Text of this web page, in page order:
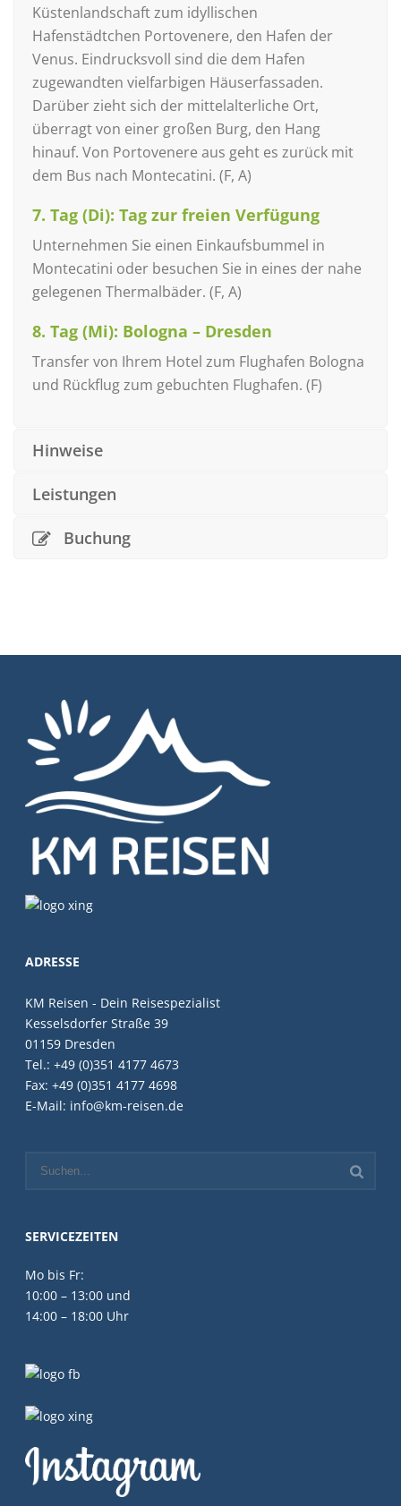
Küstenlandschaft zum idyllischen
Hafenstädtchen Portovenere, den Hafen der
Venus. Eindrucksvoll sind die dem Hafen
zugewandten vielfarbigen Häuserfassaden.
Darüber zieht sich der mittelalterliche Ort,
überragt von einer großen Burg, den Hang
hinauf. Von Portovenere aus geht es zurück mit
dem Bus nach Montecatini. (F, A)
7. Tag (Di): Tag zur freien Verfügung
Unternehmen Sie einen Einkaufsbummel in
Montecatini oder besuchen Sie in eines der nahe
gelegenen Thermalbäder. (F, A)
8. Tag (Mi): Bologna – Dresden
Transfer von Ihrem Hotel zum Flughafen Bologna
und Rückflug zum gebuchten Flughafen. (F)
Hinweise
Leistungen
Buchung
ADRESSE
KM Reisen - Dein Reisespezialist
Kesselsdorfer Straße 39
01159 Dresden
Tel.: +49 (0)351 4177 4673
Fax: +49 (0)351 4177 4698
E-Mail: info@km-reisen.de
SERVICEZEITEN
Mo bis Fr:
10:00 – 13:00 und
14:00 – 18:00 Uhr